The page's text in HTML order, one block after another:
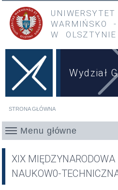
Przejdź do treści
Przejdź do menu głównego
UNIWERSYTET
WARMIŃSKO
W OLSZTYNIE
Wydział
STRONA GŁÓWNA
Menu główne
XIX
NAUKOW0-